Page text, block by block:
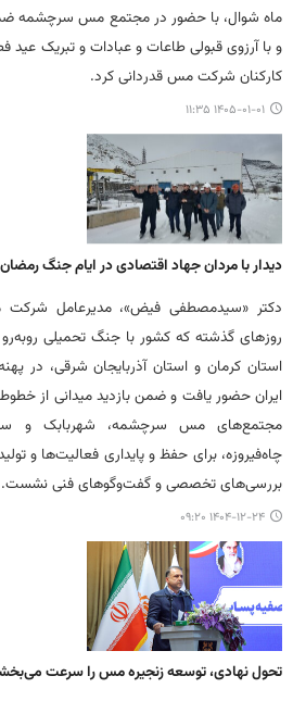
ماه شوال، با حضور در مجتمع مس سرچشمه
و با آرزوی قبولی طاعات و عبادات و تبریک عید
کارکنان شرکت مس قدردانی کرد.
۱۴۰۵-۰۱-۰۱ ۱۱:۳۵
دیدار با مردان جهاد اقتصادی در ایام جنگ رمضان
دکتر «سیدمصطفی فیض»، مدیرعامل شرکت
روزهای گذشته که کشور با جنگ تحمیلی
استان کرمان و استان آذربایجان شرقی، در
ایران حضور یافت و ضمن بازدید میدانی از
مجتمع‌های مس سرچشمه، شهربابک و
چاه‌فیروزه، برای حفظ و پایداری فعالیت‌ها و
بررسی‌های تخصصی و گفت‌وگوهای فنی نشست.
۱۴۰۴-۱۲-۲۴ ۰۹:۲۰
تحول نهادی، توسعه زنجیره مس را سرعت